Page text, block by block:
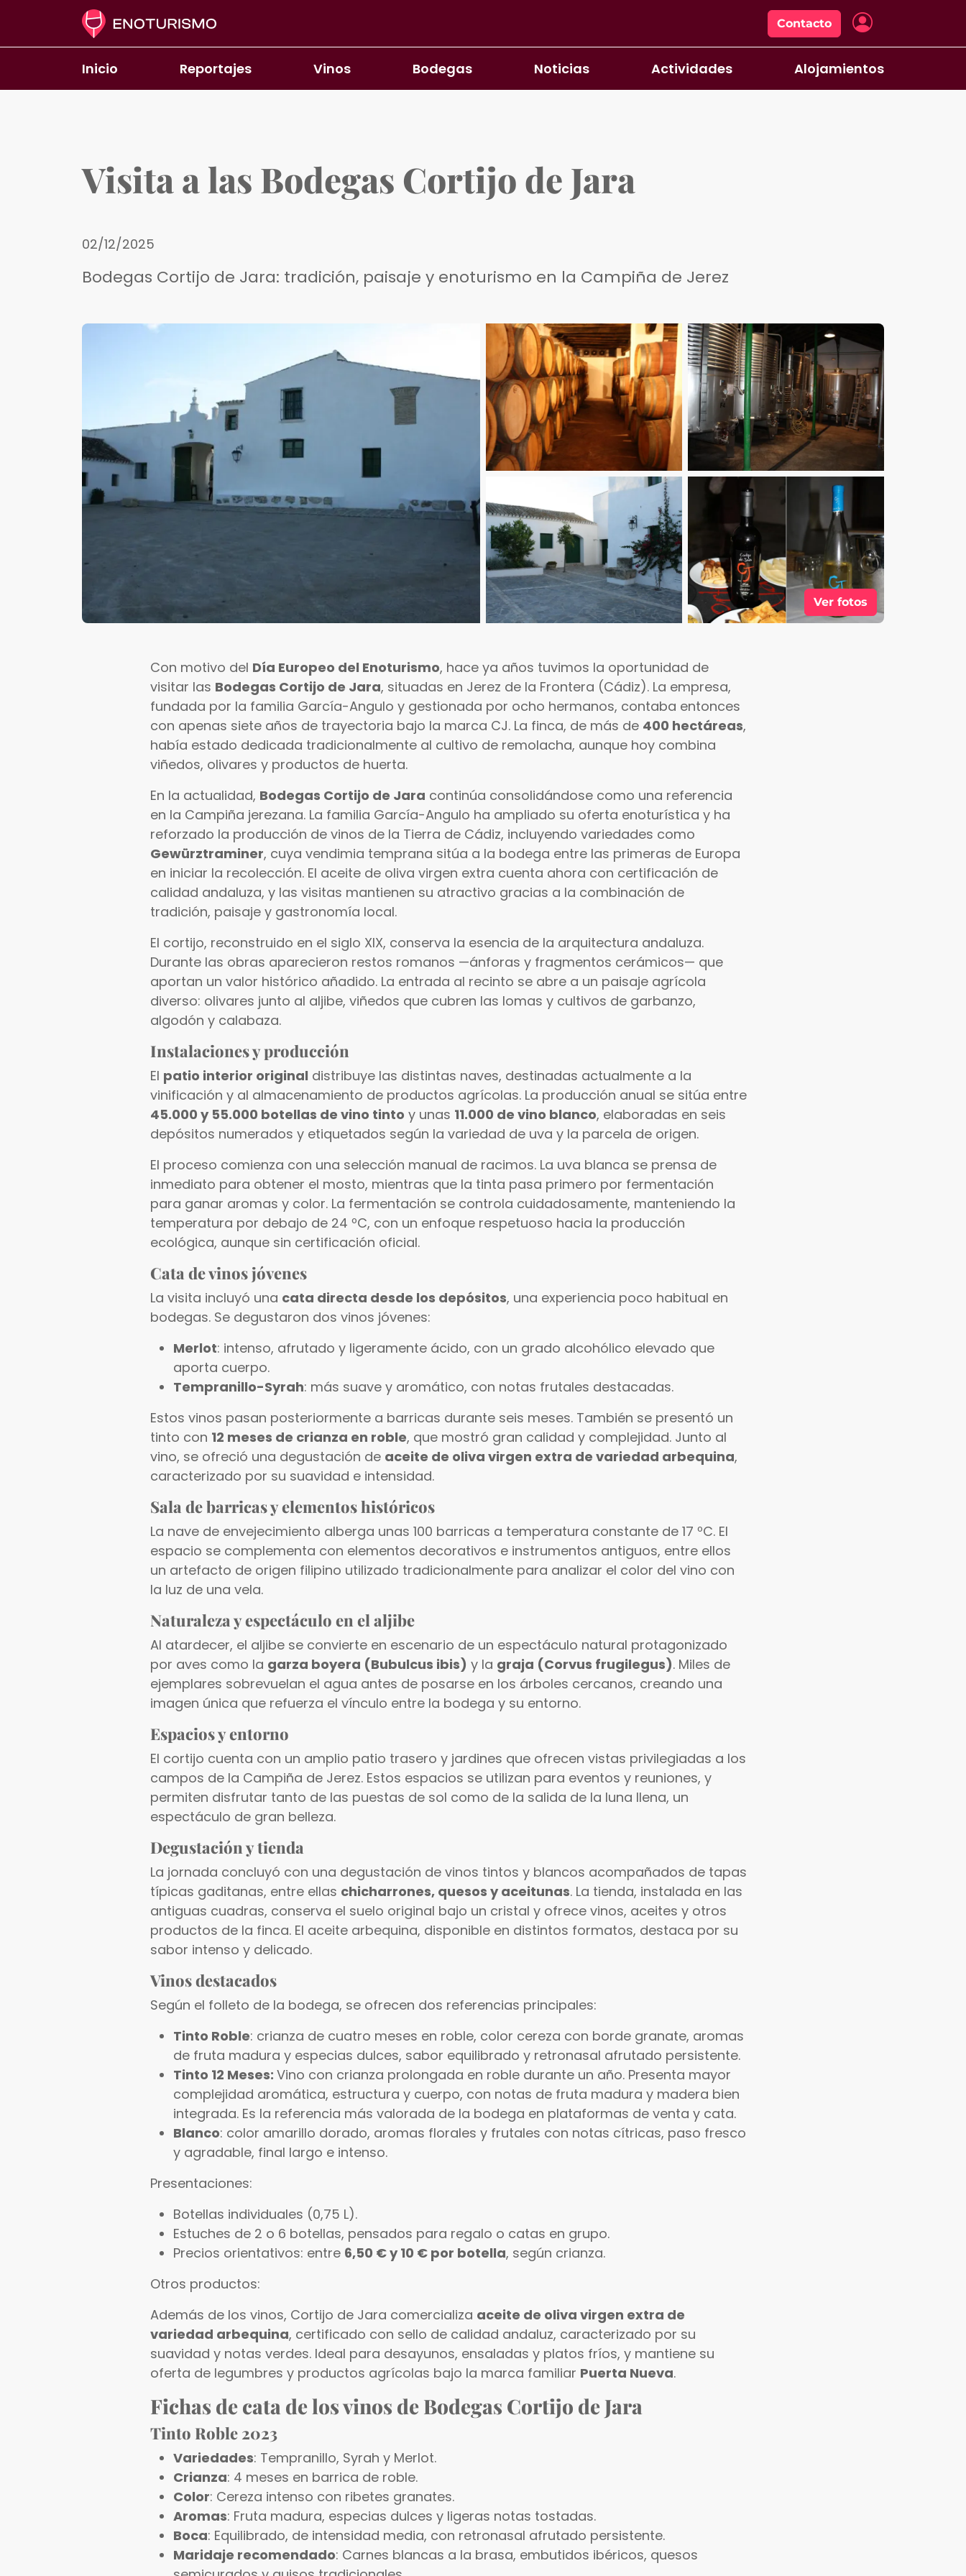
Pasar al contenido principal
Contacto
Inicio Reportajes Vinos Bodegas Noticias Actividades Alojamientos
Visita a las Bodegas Cortijo de Jara
02/12/2025
Bodegas Cortijo de Jara: tradición, paisaje y enoturismo en la Campiña de Jerez
Ver fotos
Con motivo del Día Europeo del Enoturismo, hace ya años tuvimos la oportunidad de
visitar las Bodegas Cortijo de Jara, situadas en Jerez de la Frontera (Cádiz). La empresa,
fundada por la familia García-Angulo y gestionada por ocho hermanos, contaba entonces
con apenas siete años de trayectoria bajo la marca CJ. La finca, de más de 400 hectáreas,
había estado dedicada tradicionalmente al cultivo de remolacha, aunque hoy combina
viñedos, olivares y productos de huerta.
En la actualidad, Bodegas Cortijo de Jara continúa consolidándose como una referencia
en la Campiña jerezana. La familia García-Angulo ha ampliado su oferta enoturística y ha
reforzado la producción de vinos de la Tierra de Cádiz, incluyendo variedades como
Gewürztraminer, cuya vendimia temprana sitúa a la bodega entre las primeras de Europa
en iniciar la recolección. El aceite de oliva virgen extra cuenta ahora con certificación de
calidad andaluza, y las visitas mantienen su atractivo gracias a la combinación de
tradición, paisaje y gastronomía local.
El cortijo, reconstruido en el siglo XIX, conserva la esencia de la arquitectura andaluza.
Durante las obras aparecieron restos romanos —ánforas y fragmentos cerámicos— que
aportan un valor histórico añadido. La entrada al recinto se abre a un paisaje agrícola
diverso: olivares junto al aljibe, viñedos que cubren las lomas y cultivos de garbanzo,
algodón y calabaza.
Instalaciones y producción
El patio interior original distribuye las distintas naves, destinadas actualmente a la
vinificación y al almacenamiento de productos agrícolas. La producción anual se sitúa entre
45.000 y 55.000 botellas de vino tinto y unas 11.000 de vino blanco, elaboradas en seis
depósitos numerados y etiquetados según la variedad de uva y la parcela de origen.
El proceso comienza con una selección manual de racimos. La uva blanca se prensa de
inmediato para obtener el mosto, mientras que la tinta pasa primero por fermentación
para ganar aromas y color. La fermentación se controla cuidadosamente, manteniendo la
temperatura por debajo de 24 ºC, con un enfoque respetuoso hacia la producción
ecológica, aunque sin certificación oficial.
Cata de vinos jóvenes
La visita incluyó una cata directa desde los depósitos, una experiencia poco habitual en
bodegas. Se degustaron dos vinos jóvenes:
Merlot: intenso, afrutado y ligeramente ácido, con un grado alcohólico elevado que
aporta cuerpo.
Tempranillo-Syrah: más suave y aromático, con notas frutales destacadas.
Estos vinos pasan posteriormente a barricas durante seis meses. También se presentó un
tinto con 12 meses de crianza en roble, que mostró gran calidad y complejidad. Junto al
vino, se ofreció una degustación de aceite de oliva virgen extra de variedad arbequina,
caracterizado por su suavidad e intensidad.
Sala de barricas y elementos históricos
La nave de envejecimiento alberga unas 100 barricas a temperatura constante de 17 ºC. El
espacio se complementa con elementos decorativos e instrumentos antiguos, entre ellos
un artefacto de origen filipino utilizado tradicionalmente para analizar el color del vino con
la luz de una vela.
Naturaleza y espectáculo en el aljibe
Al atardecer, el aljibe se convierte en escenario de un espectáculo natural protagonizado
por aves como la garza boyera (Bubulcus ibis) y la graja (Corvus frugilegus). Miles de
ejemplares sobrevuelan el agua antes de posarse en los árboles cercanos, creando una
imagen única que refuerza el vínculo entre la bodega y su entorno.
Espacios y entorno
El cortijo cuenta con un amplio patio trasero y jardines que ofrecen vistas privilegiadas a los
campos de la Campiña de Jerez. Estos espacios se utilizan para eventos y reuniones, y
permiten disfrutar tanto de las puestas de sol como de la salida de la luna llena, un
espectáculo de gran belleza.
Degustación y tienda
La jornada concluyó con una degustación de vinos tintos y blancos acompañados de tapas
típicas gaditanas, entre ellas chicharrones, quesos y aceitunas. La tienda, instalada en las
antiguas cuadras, conserva el suelo original bajo un cristal y ofrece vinos, aceites y otros
productos de la finca. El aceite arbequina, disponible en distintos formatos, destaca por su
sabor intenso y delicado.
Vinos destacados
Según el folleto de la bodega, se ofrecen dos referencias principales:
Tinto Roble: crianza de cuatro meses en roble, color cereza con borde granate, aromas
de fruta madura y especias dulces, sabor equilibrado y retronasal afrutado persistente.
Tinto 12 Meses: Vino con crianza prolongada en roble durante un año. Presenta mayor
complejidad aromática, estructura y cuerpo, con notas de fruta madura y madera bien
integrada. Es la referencia más valorada de la bodega en plataformas de venta y cata.
Blanco: color amarillo dorado, aromas florales y frutales con notas cítricas, paso fresco
y agradable, final largo e intenso.
Presentaciones:
Botellas individuales (0,75 L).
Estuches de 2 o 6 botellas, pensados para regalo o catas en grupo.
Precios orientativos: entre 6,50 € y 10 € por botella, según crianza.
Otros productos:
Además de los vinos, Cortijo de Jara comercializa aceite de oliva virgen extra de
variedad arbequina, certificado con sello de calidad andaluz, caracterizado por su
suavidad y notas verdes. Ideal para desayunos, ensaladas y platos fríos, y mantiene su
oferta de legumbres y productos agrícolas bajo la marca familiar Puerta Nueva.
Fichas de cata de los vinos de Bodegas Cortijo de Jara
Tinto Roble 2023
Variedades: Tempranillo, Syrah y Merlot.
Crianza: 4 meses en barrica de roble.
Color: Cereza intenso con ribetes granates.
Aromas: Fruta madura, especias dulces y ligeras notas tostadas.
Boca: Equilibrado, de intensidad media, con retronasal afrutado persistente.
Maridaje recomendado: Carnes blancas a la brasa, embutidos ibéricos, quesos